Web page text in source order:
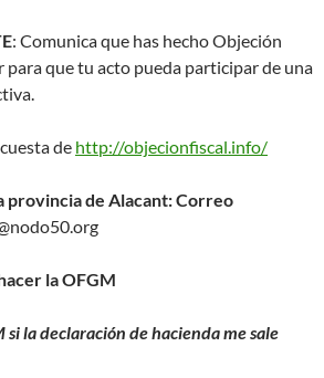
: Comunica que has hecho Objeción
para que tu acto pueda participar de una
de http://objecionfiscal.info/
provincia de Alacant:Correo
la OFGM
si la declaración de hacienda me sale